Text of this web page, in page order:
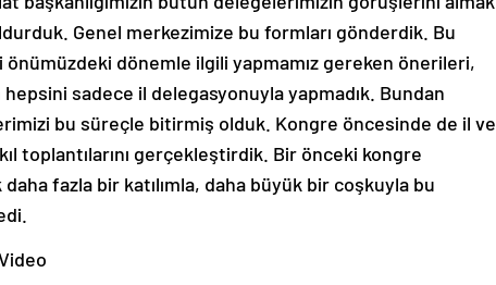
Genel merkezimize bu formları gönderdik. Bu
önümüzdeki dönemle ilgili yapmamız gereken önerileri,
sadece il delegasyonuyla yapmadık. Bundan
bu süreçle bitirmiş olduk. Kongre öncesinde de il ve
toplantılarını gerçekleştirdik. Bir önceki kongre
fazla bir katılımla, daha büyük bir coşkuyla bu